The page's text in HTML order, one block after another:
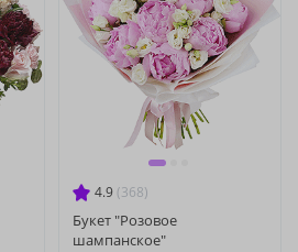
4.9 (368)
Букет "Розовое
шампанское"